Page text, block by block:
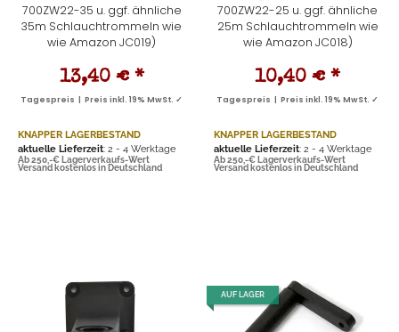
700ZW22-35 u. ggf. ähnliche
35m Schlauchtrommeln wie
wie Amazon JC019)
13,40 € *
Tagespreis | Preis inkl. 19% MwSt. ✓
KNAPPER LAGERBESTAND
aktuelle Lieferzeit: 2 - 4 Werktage
Ab 250,-€ Lagerverkaufs-Wert
Versand kostenlos in Deutschland
700ZW22-25 u. ggf. ähnliche
25m Schlauchtrommeln wie
wie Amazon JC018)
10,40 € *
Tagespreis | Preis inkl. 19% MwSt. ✓
KNAPPER LAGERBESTAND
aktuelle Lieferzeit: 2 - 4 Werktage
Ab 250,-€ Lagerverkaufs-Wert
Versand kostenlos in Deutschland
AUF LAGER